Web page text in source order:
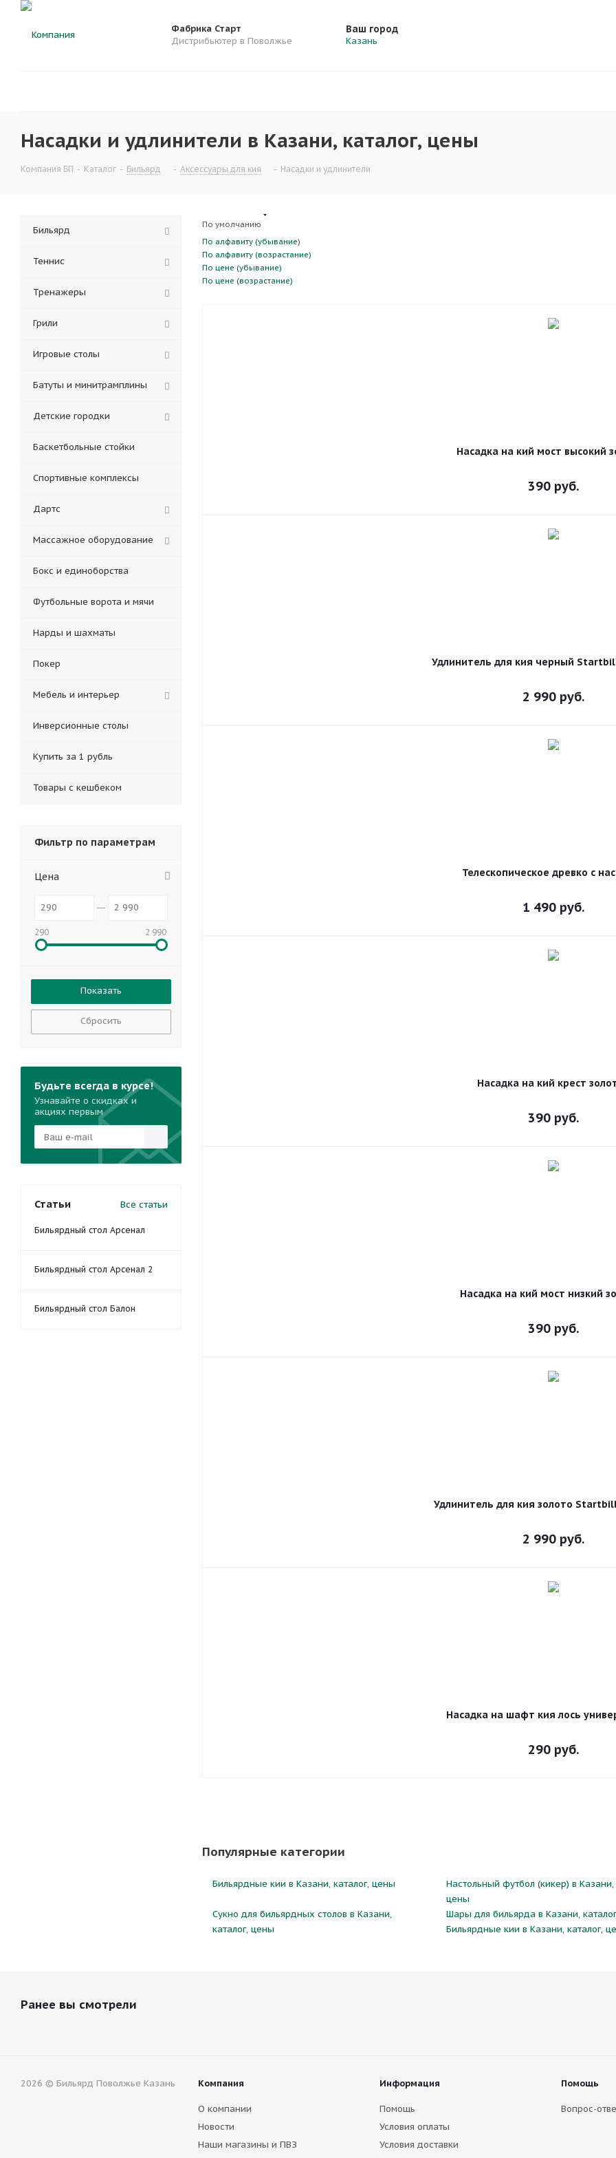
Фабрика Старт
Дистрибьютер в Поволжье
Ваш город
Казань
Насадки и удлинители в Казани, каталог, цены
Компания БП - Каталог - Бильярд - Аксессуары для кия - Насадки и удлинители
По умолчанию
По алфавиту (убывание)
По алфавиту (возрастание)
По цене (убывание)
По цене (возрастание)
Насадка на кий мост высокий
390 руб.
Удлинитель для кия черный
2 990 руб.
Телескопическое древко с
1 490 руб.
Насадка на кий крест
390 руб.
Насадка на кий мост низкий
390 руб.
Удлинитель для кия золото
2 990 руб.
Насадка на шафт кия лось
290 руб.
Популярные категории
Бильярдные кии в Казани, каталог, цены
Настольный футбол (кикер) в Казани,
цены
Сукно для бильярдных столов в Казани,
каталог, цены
Шары для бильярда в Казани,
Бильярдные кии в Казани, каталог,
Бильярд
Теннис
Тренажеры
Грили
Игровые столы
Батуты и минитрамплины
Детские городки
Баскетбольные стойки
Спортивные комплексы
Дартс
Массажное оборудование
Бокс и единоборства
Футбольные ворота и мячи
Нарды и шахматы
Покер
Мебель и интерьер
Инверсионные столы
Купить за 1 рубль
Товары с кешбеком
Фильтр по параметрам
Цена
290 2 990
Сбросить
Будьте всегда в курсе!
Узнавайте о скидках и
акциях первым
Статьи Все статьи
Бильярдный стол Арсенал
Бильярдный стол Арсенал 2
Бильярдный стол Балон
Ранее вы смотрели
2026 © Бильярд Поволжье Казань Компания
О компании
Новости
Наши магазины и ПВЗ
Информация
Помощь
Условия оплаты
Условия доставки
Помощь
Вопрос-